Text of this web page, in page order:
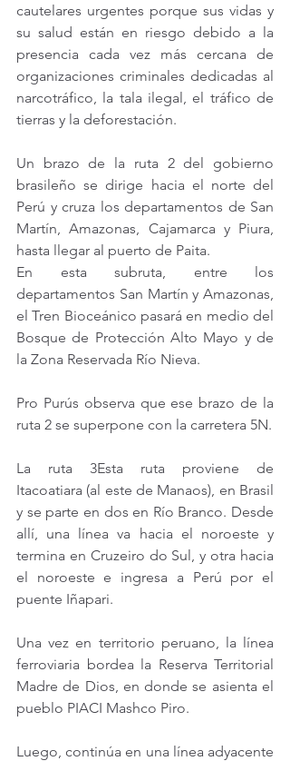
cautelares urgentes porque sus vidas y
su salud están en riesgo debido a la
presencia cada vez más cercana de
organizaciones criminales dedicadas al
narcotráfico, la tala ilegal, el tráfico de
tierras y la deforestación.
Un brazo de la ruta 2 del gobierno
brasileño se dirige hacia el norte del
Perú y cruza los departamentos de San
Martín, Amazonas, Cajamarca y Piura,
hasta llegar al puerto de Paita.
En esta subruta, entre los
departamentos San Martín y Amazonas,
el Tren Bioceánico pasará en medio del
Bosque de Protección Alto Mayo y de
la Zona Reservada Río Nieva.
Pro Purús observa que ese brazo de la
ruta 2 se superpone con la carretera 5N.
La ruta 3Esta ruta proviene de
Itacoatiara (al este de Manaos), en Brasil
y se parte en dos en Río Branco. Desde
allí, una línea va hacia el noroeste y
termina en Cruzeiro do Sul, y otra hacia
el noroeste e ingresa a Perú por el
puente Iñapari.
Una vez en territorio peruano, la línea
ferroviaria bordea la Reserva Territorial
Madre de Dios, en donde se asienta el
pueblo PIACI Mashco Piro.
Luego, continúa en una línea adyacente